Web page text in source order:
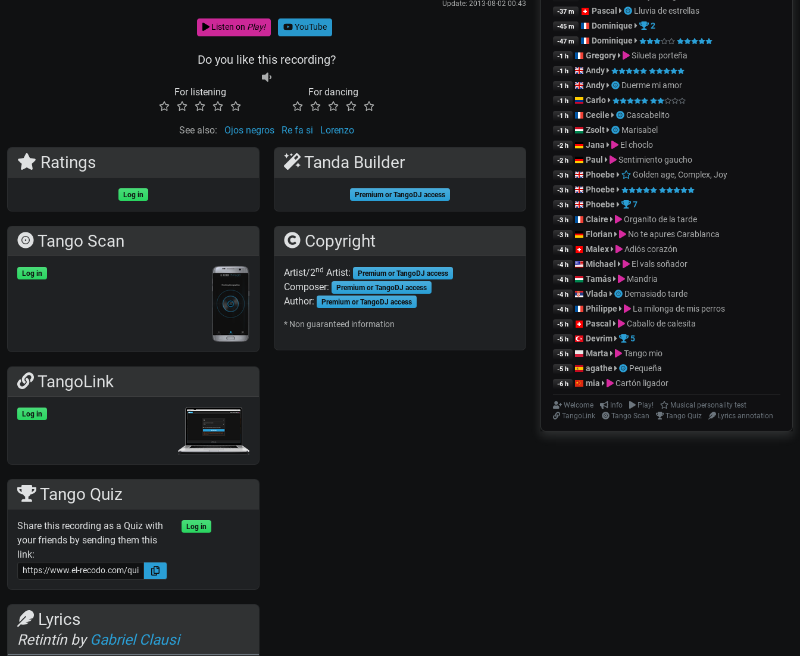
Update: 2013-08-02 00:43
Listen on Play! YouTube
Do you like this recording?
For listening For dancing
See also: Ojos negros Re fa si Lorenzo
Ratings
Log in
Tango Scan
Log in
TangoLink
Log in
Tango Quiz
Share this recording as a Quiz with
your friends by sending them this
link:
Log in
Lyrics
Retintín by Gabriel Clausi
Tanda Builder
Premium or TangoDJ access
Copyright
Artist/2nd Artist: Premium or TangoDJ access
Composer: Premium or TangoDJ access
Author: Premium or TangoDJ access
* Non guaranteed information
-37 m Pascal Lluvia de estrellas
-45 m Dominique 2
-47 m Dominique
-1 h Gregory Silueta porteña
-1 h Andy
-1 h Andy Duerme mi amor
-1 h Carlo
-1 h Cecile Cascabelito
-1 h Zsolt Marisabel
-2 h Jana El choclo
-2 h Paul Sentimiento gaucho
-3 h Phoebe Golden age, Complex, Joy
-3 h Phoebe
-3 h Phoebe 7
-3 h Claire Organito de la tarde
-3 h Florian No te apures Carablanca
-4 h Malex Adiós corazón
-4 h Michael El vals soñador
-4 h Tamás Mandria
-4 h Vlada Demasiado tarde
-4 h Philippe La milonga de mis perros
-5 h Pascal Caballo de calesita
-5 h Devrim 5
-5 h Marta Tango mio
-5 h agathe Pequeña
-6 h mia Cartón ligador
Welcome Info Play!
Musical personality test
TangoLink
Tango Scan Tango Quiz Lyrics annotation